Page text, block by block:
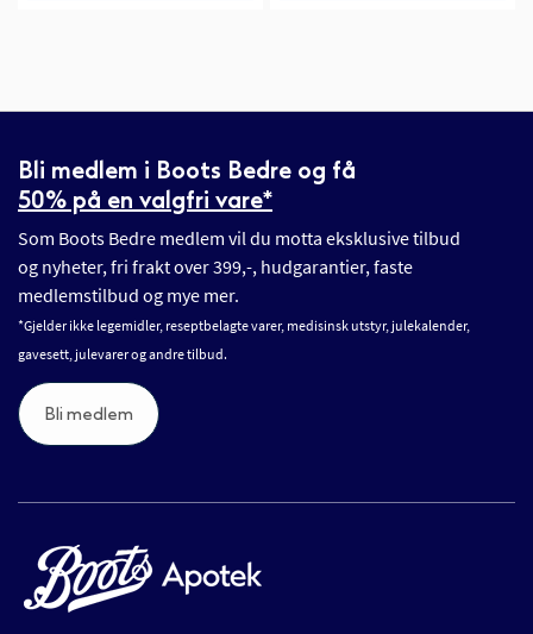
Bli medlem i Boots Bedre og få
50% på en valgfri vare*
Som Boots Bedre medlem vil du motta eksklusive tilbud
og nyheter, fri frakt over 399,-, hudgarantier, faste
medlemstilbud og mye mer.
*Gjelder ikke legemidler, reseptbelagte varer, medisinsk utstyr, julekalender,
gavesett, julevarer og andre tilbud.
Bli medlem